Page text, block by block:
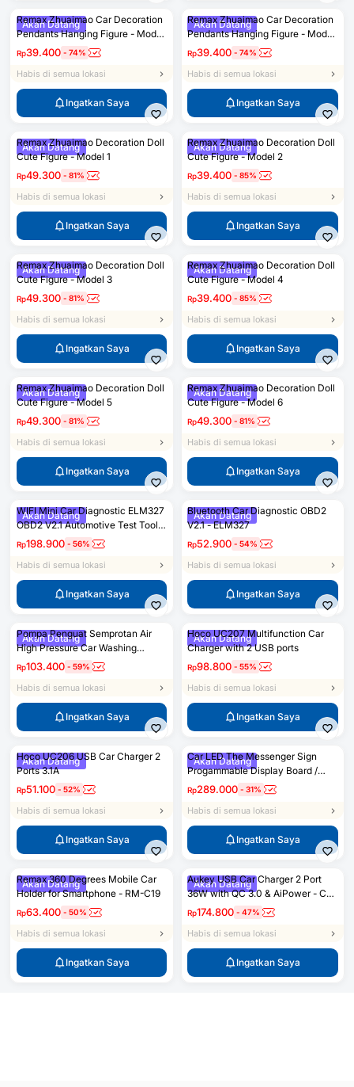
Akan Datang
Remax Zhuaimao Car Decoration
Pendants Hanging Figure - Model
2
Rp39.400 - 74%
Habis di semua lokasi
Ingatkan Saya
Akan Datang
Remax Zhuaimao Car Decoration
Pendants Hanging Figure - Model
4
Rp39.400 - 74%
Habis di semua lokasi
Ingatkan Saya
Akan Datang
Remax Zhuaimao Decoration Doll
Cute Figure - Model 1
Rp49.300 - 81%
Habis di semua lokasi
Ingatkan Saya
Akan Datang
Remax Zhuaimao Decoration Doll
Cute Figure - Model 2
Rp39.400 - 85%
Habis di semua lokasi
Ingatkan Saya
Akan Datang
Remax Zhuaimao Decoration Doll
Cute Figure - Model 3
Rp49.300 - 81%
Habis di semua lokasi
Ingatkan Saya
Akan Datang
Remax Zhuaimao Decoration Doll
Cute Figure - Model 4
Rp39.400 - 85%
Habis di semua lokasi
Ingatkan Saya
Akan Datang
Remax Zhuaimao Decoration Doll
Cute Figure - Model 5
Rp49.300 - 81%
Habis di semua lokasi
Ingatkan Saya
Akan Datang
Remax Zhuaimao Decoration Doll
Cute Figure - Model 6
Rp49.300 - 81%
Habis di semua lokasi
Ingatkan Saya
Akan Datang
WIFI Mini Car Diagnostic ELM327
OBD2 V2.1 Automotive Test Tool
Adapter
Rp198.900 - 56%
Habis di semua lokasi
Ingatkan Saya
Akan Datang
Bluetooth Car Diagnostic OBD2
V2.1 - ELM327
Rp52.900 - 54%
Habis di semua lokasi
Ingatkan Saya
Akan Datang
Pompa Penguat Semprotan Air
High Pressure Car Washing
Booster Machine
Rp103.400 - 59%
Habis di semua lokasi
Ingatkan Saya
Akan Datang
Hoco UC207 Multifunction Car
Charger with 2 USB ports
Rp98.800 - 55%
Habis di semua lokasi
Ingatkan Saya
Akan Datang
Hoco UC206 USB Car Charger 2
Ports 3.1A
Rp51.100 - 52%
Habis di semua lokasi
Ingatkan Saya
Akan Datang
Car LED The Messenger Sign
Progammable Display Board /
Papan Pesan Mobil
Rp289.000 - 31%
Habis di semua lokasi
Ingatkan Saya
Akan Datang
Remax 360 Degrees Mobile Car
Holder for Smartphone - RM-C19
Rp63.400 - 50%
Habis di semua lokasi
Ingatkan Saya
Akan Datang
Aukey USB Car Charger 2 Port
36W with QC 3.0 & AiPower - CC-
T8
Rp174.800 - 47%
Habis di semua lokasi
Ingatkan Saya